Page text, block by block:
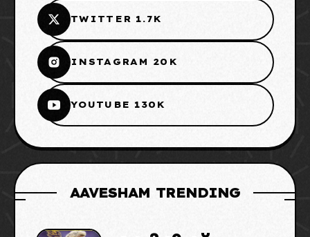
TWITTER 1.7K
INSTAGRAM 20K
YOUTUBE 130K
AAVESHAM TRENDING